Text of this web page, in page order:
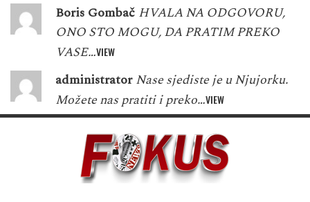
Boris Gombač HVALA NA ODGOVORU,
ONO STO MOGU, DA PRATIM PREKO
VASE…VIEW
administrator Nase sjediste je u Njujorku.
Možete nas pratiti i preko…VIEW